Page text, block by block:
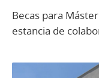
Becas para
estancia de